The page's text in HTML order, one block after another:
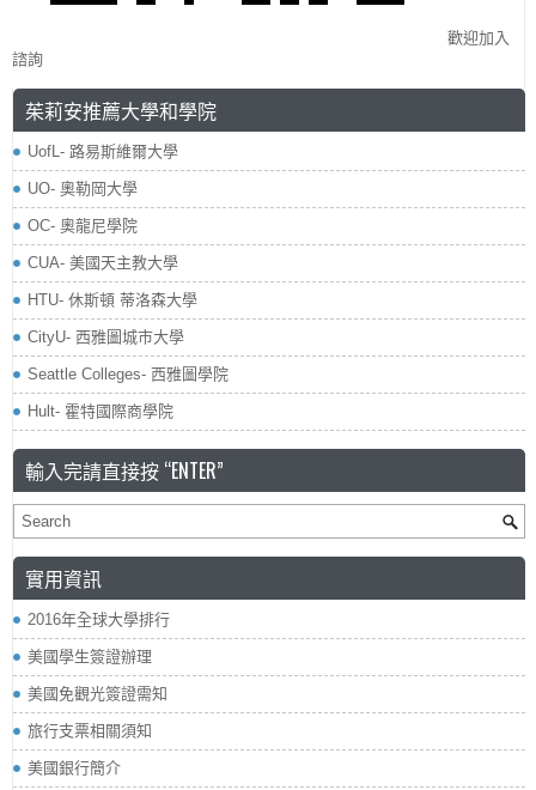
歡迎加入
諮詢
茱莉安推薦大學和學院
​UofL- 路易斯維爾大學
UO- 奧勒岡大學
OC- 奧龍尼學院
CUA- 美國天主教大學
HTU- 休斯頓 蒂洛森大學
CityU- 西雅圖城市大學
Seattle Colleges- 西雅圖學院
Hult- 霍特國際商學院
輸入完請直接按 “ENTER”
實用資訊
2016年全球大學排行
美國學生簽證辦理
美國免觀光簽證需知
旅行支票相關須知
美國銀行簡介